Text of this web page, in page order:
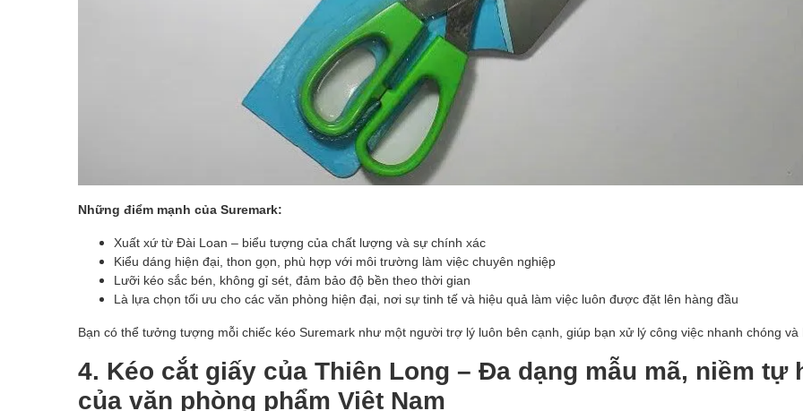
Những điểm mạnh của Suremark:
Xuất xứ từ Đài Loan – biểu tượng của chất lượng và sự chính xác
Kiểu dáng hiện đại, thon gọn, phù hợp với môi trường làm việc chuyên nghiệp
Lưỡi kéo sắc bén, không gỉ sét, đảm bảo độ bền theo thời gian
Là lựa chọn tối ưu cho các văn phòng hiện đại, nơi sự tinh tế và hiệu quả làm việc luôn được đặt lên hàng đầu
Bạn có thể tưởng tượng mỗi chiếc kéo Suremark như một người trợ lý luôn bên cạnh, giúp bạn xử lý công việc nhanh chóng và
4. Kéo cắt giấy của Thiên Long – Đa dạng mẫu mã, niềm tự
của văn phòng phẩm Việt Nam